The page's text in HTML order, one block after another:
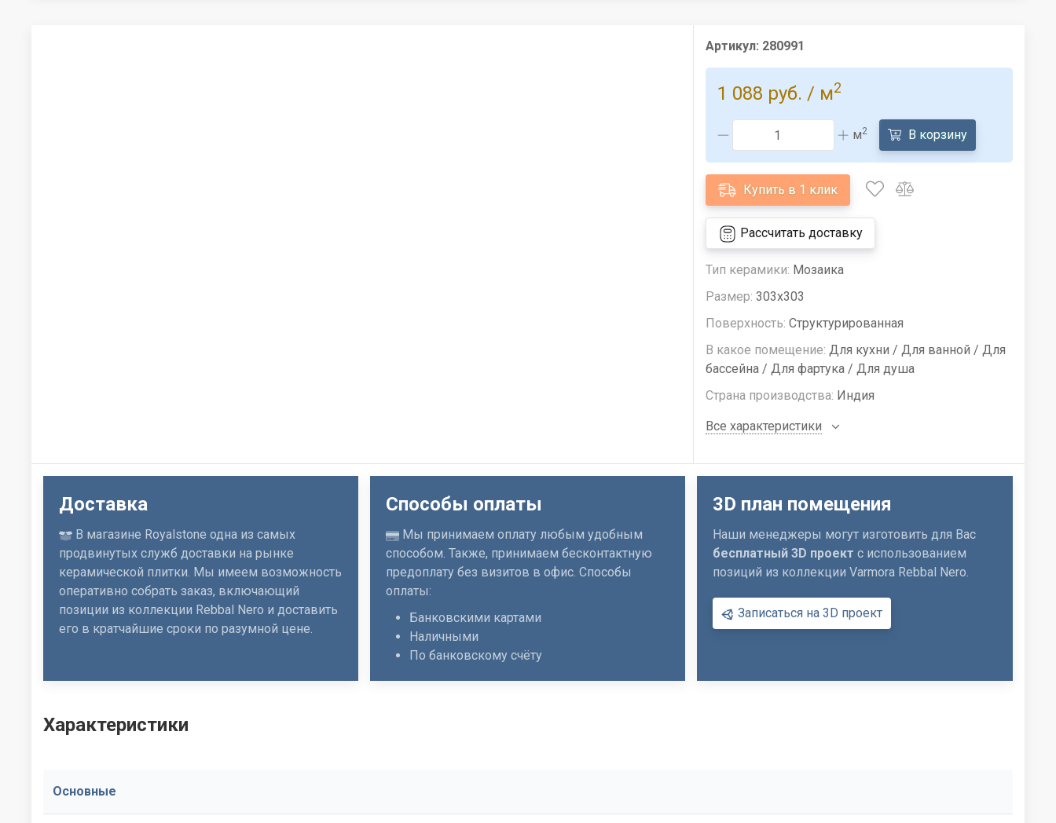
Артикул: 280991
1 088 руб. / м2
м2 В корзину
Купить в 1 клик
Рассчитать доставку
Тип керамики: Мозаика
Размер: 303x303
Поверхность: Структурированная
В какое помещение: Для кухни / Для ванной / Для
бассейна / Для фартука / Для душа
Страна производства: Индия
Все характеристики
Доставка
В магазине Royalstone одна из самых
продвинутых служб доставки на рынке
керамической плитки. Мы имеем возможность
оперативно собрать заказ, включающий
позиции из коллекции Rebbal Nero и доставить
его в кратчайшие сроки по разумной цене.
Способы оплаты
Мы принимаем оплату любым удобным
способом. Также, принимаем бесконтактную
предоплату без визитов в офис. Способы
оплаты:
Банковскими картами
Наличными
По банковскому счёту
3D план помещения
Наши менеджеры могут изготовить для Вас
бесплатный 3D проект с использованием
позиций из коллекции Varmora Rebbal Nero.
Записаться на 3D проект
Характеристики
Основные